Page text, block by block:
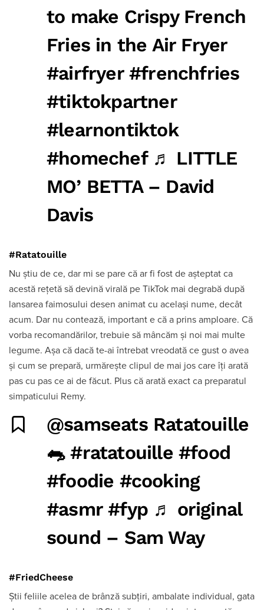
to make Crispy French
Fries in the Air Fryer
#airfryer #frenchfries
#tiktokpartner
#learnontiktok
#homechef ♬ LITTLE
MO’ BETTA – David
Davis
#Ratatouille
Nu știu de ce, dar mi se pare că ar fi fost de așteptat ca
acestă rețetă să devină virală pe TikTok mai degrabă după
lansarea faimosului desen animat cu același nume, decât
acum. Dar nu contează, important e că a prins amploare. Că
vorba recomandărilor, trebuie să mâncăm și noi mai multe
legume. Așa că dacă te-ai întrebat vreodată ce gust o avea
și cum se prepară, urmărește clipul de mai jos care îți arată
pas cu pas ce ai de făcut. Plus că arată exact ca preparatul
simpaticului Remy.
@samseatsRatatouille
🐀#ratatouille #food
#foodie #cooking
#asmr #fyp ♬ original
sound – Sam Way
#FriedCheese
Știi feliile acelea de brânză subțiri, ambalate individual, gata